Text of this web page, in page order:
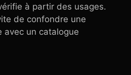
à partir des usages.
de confondre une
avec un catalogue